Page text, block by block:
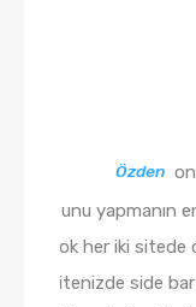
Özden on
Bunu yapmanın
çok her iki
sitenizde side